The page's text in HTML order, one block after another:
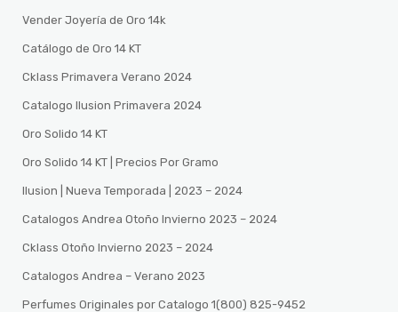
Vender Joyería de Oro 14k
Catálogo de Oro 14 KT
Cklass Primavera Verano 2024
Catalogo Ilusion Primavera 2024
Oro Solido 14 KT
Oro Solido 14 KT | Precios Por Gramo
Ilusion | Nueva Temporada | 2023 – 2024
Catalogos Andrea Otoño Invierno 2023 – 2024
Cklass Otoño Invierno 2023 – 2024
Catalogos Andrea – Verano 2023
Perfumes Originales por Catalogo 1(800) 825-9452